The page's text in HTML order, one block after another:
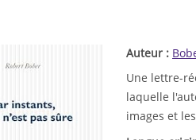
Auteur :
Une lettre-
laquelle
images et